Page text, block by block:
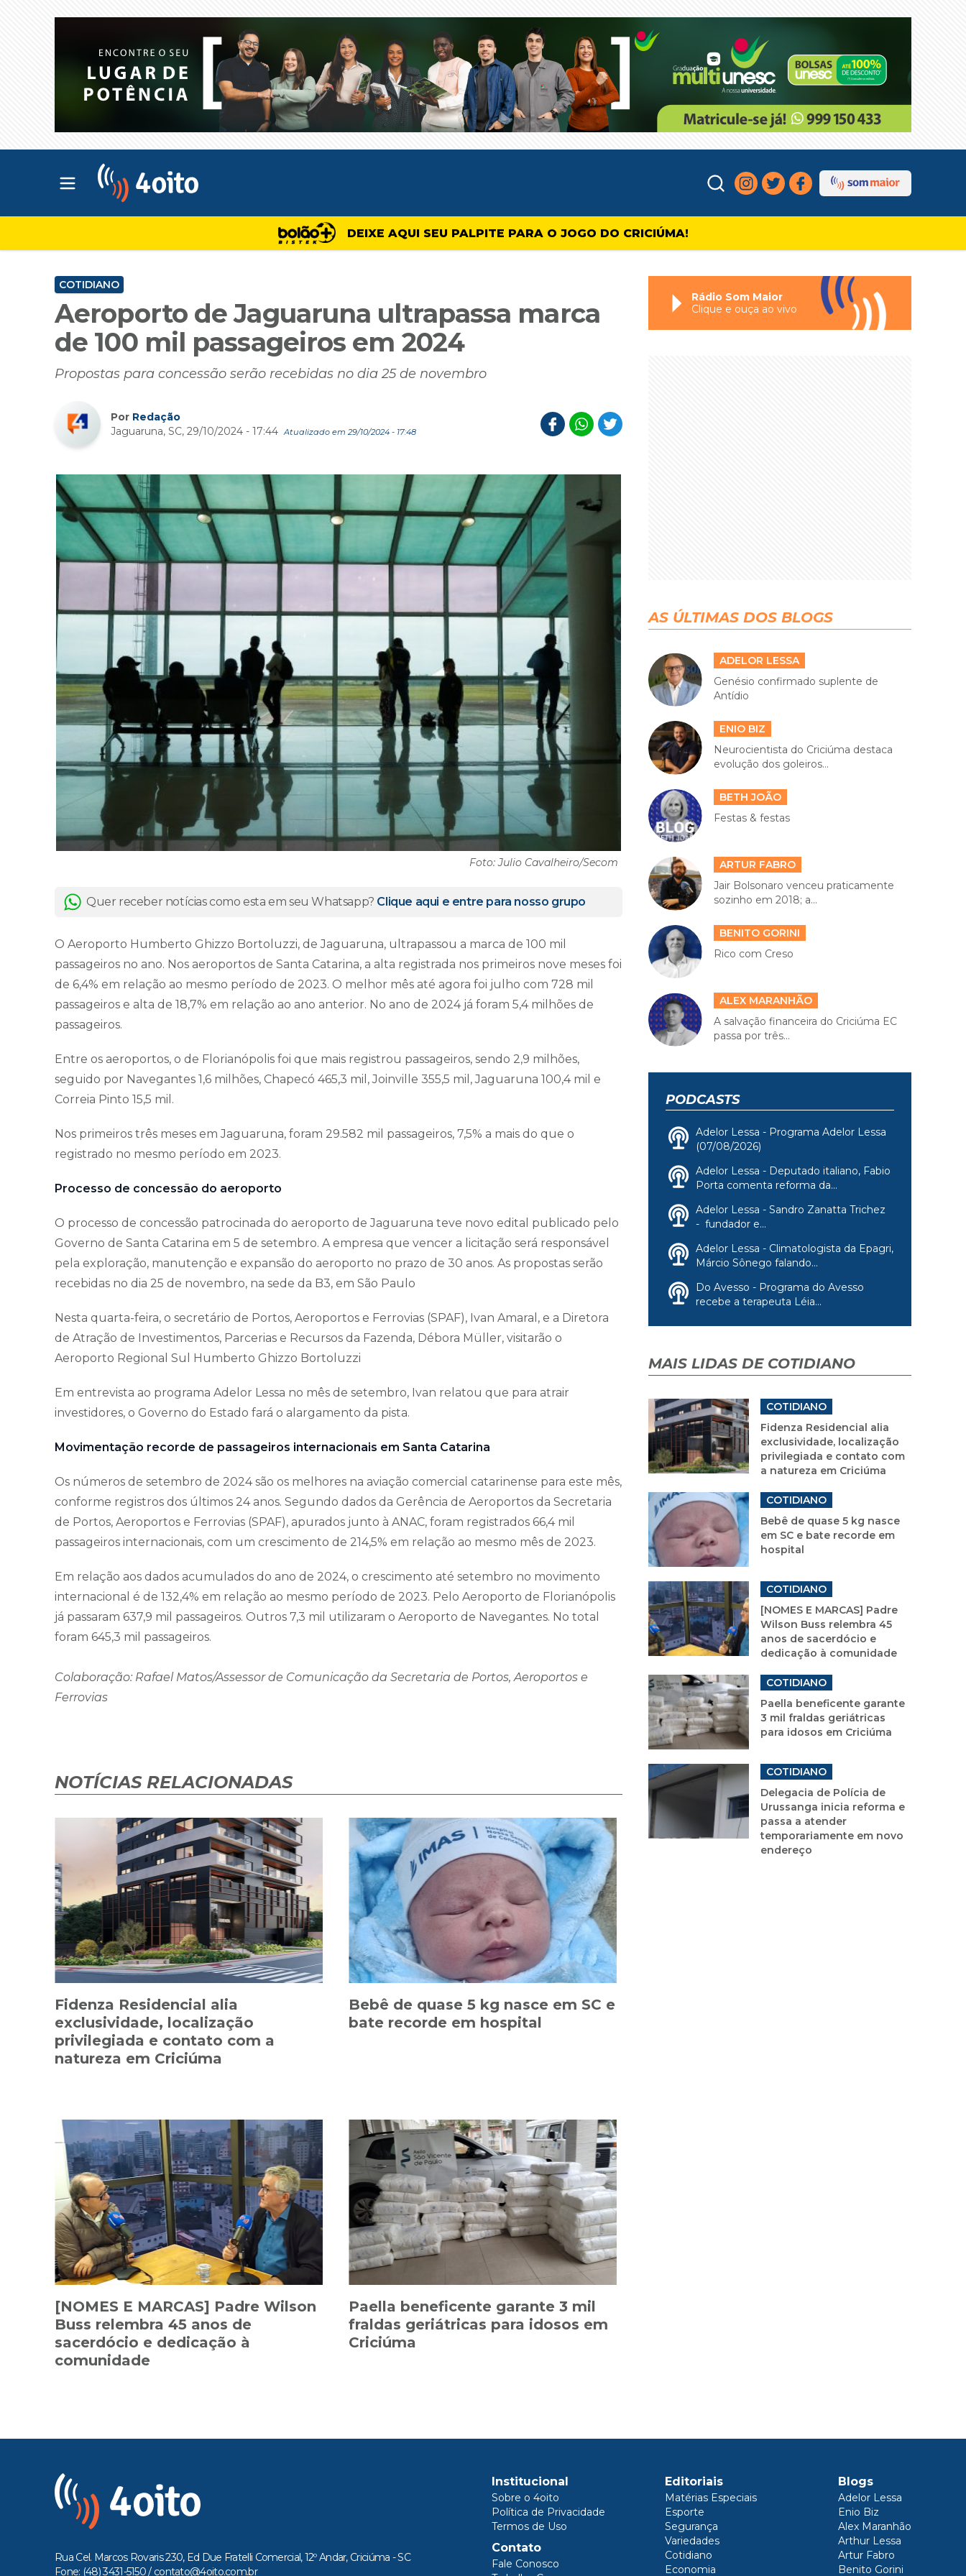
Abrir menu principal
DEIXE AQUI SEU PALPITE PARA O JOGO DO CRICIÚMA!
COTIDIANO
Aeroporto de Jaguaruna ultrapassa marca
de 100 mil passageiros em 2024
Propostas para concessão serão recebidas no dia 25 de novembro
Por Redação
Jaguaruna, SC, 29/10/2024 - 17:44 Atualizado em 29/10/2024 - 17:48
Foto: Julio Cavalheiro/Secom
Quer receber notícias como esta em seu Whatsapp? Clique aqui e entre para nosso grupo
O Aeroporto Humberto Ghizzo Bortoluzzi, de Jaguaruna, ultrapassou a marca de 100 mil
passageiros no ano. Nos aeroportos de Santa Catarina, a alta registrada nos primeiros nove meses foi
de 6,4% em relação ao mesmo período de 2023. O melhor mês até agora foi julho com 728 mil
passageiros e alta de 18,7% em relação ao ano anterior. No ano de 2024 já foram 5,4 milhões de
passageiros.
Entre os aeroportos, o de Florianópolis foi que mais registrou passageiros, sendo 2,9 milhões,
seguido por Navegantes 1,6 milhões, Chapecó 465,3 mil, Joinville 355,5 mil, Jaguaruna 100,4 mil e
Correia Pinto 15,5 mil.
Nos primeiros três meses em Jaguaruna, foram 29.582 mil passageiros, 7,5% a mais do que o
registrado no mesmo período em 2023.
Processo de concessão do aeroporto
O processo de concessão patrocinada do aeroporto de Jaguaruna teve novo edital publicado pelo
Governo de Santa Catarina em 5 de setembro. A empresa que vencer a licitação será responsável
pela exploração, manutenção e expansão do aeroporto no prazo de 30 anos. As propostas serão
recebidas no dia 25 de novembro, na sede da B3, em São Paulo
Nesta quarta-feira, o secretário de Portos, Aeroportos e Ferrovias (SPAF), Ivan Amaral, e a Diretora
de Atração de Investimentos, Parcerias e Recursos da Fazenda, Débora Müller, visitarão o
Aeroporto Regional Sul Humberto Ghizzo Bortoluzzi
Em entrevista ao programa Adelor Lessa no mês de setembro, Ivan relatou que para atrair
investidores, o Governo do Estado fará o alargamento da pista.
Movimentação recorde de passageiros internacionais em Santa Catarina
Os números de setembro de 2024 são os melhores na aviação comercial catarinense para este mês,
conforme registros dos últimos 24 anos. Segundo dados da Gerência de Aeroportos da Secretaria
de Portos, Aeroportos e Ferrovias (SPAF), apurados junto à ANAC, foram registrados 66,4 mil
passageiros internacionais, com um crescimento de 214,5% em relação ao mesmo mês de 2023.
Em relação aos dados acumulados do ano de 2024, o crescimento até setembro no movimento
internacional é de 132,4% em relação ao mesmo período de 2023. Pelo Aeroporto de Florianópolis
já passaram 637,9 mil passageiros. Outros 7,3 mil utilizaram o Aeroporto de Navegantes. No total
foram 645,3 mil passageiros.
Colaboração: Rafael Matos/Assessor de Comunicação da Secretaria de Portos, Aeroportos e
Ferrovias
NOTÍCIAS RELACIONADAS
Fidenza Residencial alia
exclusividade, localização
privilegiada e contato com a
natureza em Criciúma
Bebê de quase 5 kg nasce em SC e
bate recorde em hospital
[NOMES E MARCAS] Padre Wilson
Buss relembra 45 anos de
sacerdócio e dedicação à
comunidade
Paella beneficente garante 3 mil
fraldas geriátricas para idosos em
Criciúma
Rádio Som Maior
Clique e ouça ao vivo
AS ÚLTIMAS DOS BLOGS
ADELOR LESSA
Genésio confirmado suplente de
Antídio
ENIO BIZ
Neurocientista do Criciúma destaca
evolução dos goleiros...
BETH JOÃO
Festas & festas
ARTUR FABRO
Jair Bolsonaro venceu praticamente
sozinho em 2018; a...
BENITO GORINI
Rico com Creso
ALEX MARANHÃO
A salvação financeira do Criciúma EC
passa por três...
PODCASTS
Adelor Lessa - Programa Adelor Lessa
(07/08/2026)
Adelor Lessa - Deputado italiano, Fabio
Porta comenta reforma da...
Adelor Lessa - Sandro Zanatta Trichez
- fundador e...
Adelor Lessa - Climatologista da Epagri,
Márcio Sônego falando...
Do Avesso - Programa do Avesso
recebe a terapeuta Léia...
MAIS LIDAS DE COTIDIANO
COTIDIANO
Fidenza Residencial alia
exclusividade, localização
privilegiada e contato com
a natureza em Criciúma
COTIDIANO
Bebê de quase 5 kg nasce
em SC e bate recorde em
hospital
COTIDIANO
[NOMES E MARCAS] Padre
Wilson Buss relembra 45
anos de sacerdócio e
dedicação à comunidade
COTIDIANO
Paella beneficente garante
3 mil fraldas geriátricas
para idosos em Criciúma
COTIDIANO
Delegacia de Polícia de
Urussanga inicia reforma e
passa a atender
temporariamente em novo
endereço
Rua Cel. Marcos Rovaris 230, Ed Due Fratelli Comercial, 12º Andar, Criciúma - SC
Fone: (48) 3431-5150 / contato@4oito.com.br
Institucional
Sobre o 4oito
Política de Privacidade
Termos de Uso
Contato
Fale Conosco
Editoriais
Matérias Especiais
Esporte
Segurança
Variedades
Cotidiano
Economia
Blogs
Adelor Lessa
Enio Biz
Alex Maranhão
Arthur Lessa
Artur Fabro
Benito Gorini